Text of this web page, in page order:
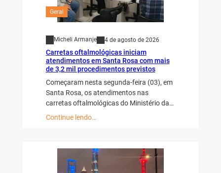
Geral
Micheli Armanje 4 de agosto de 2026
Carretas oftalmológicas iniciam
atendimentos em Santa Rosa com mais
de 3,2 mil procedimentos previstos
Começaram nesta segunda-feira (03), em
Santa Rosa, os atendimentos nas
carretas oftalmológicas do Ministério da…
Continue lendo…